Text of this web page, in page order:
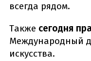
всегда рядом.
Также сегодня
Международный
искусства.